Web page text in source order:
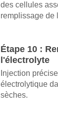
des cellules
remplissage de
Étape 10 :
l'électrolyte
Injection
électrolytique
sèches.